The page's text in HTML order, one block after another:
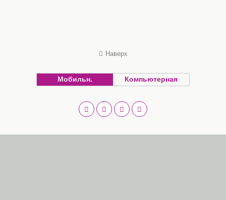
Наверх
Мобильн. Компьютерная